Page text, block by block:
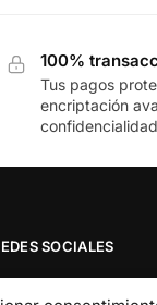
100%
Tus pagos
encriptación
confidencialidad
SOCIALES